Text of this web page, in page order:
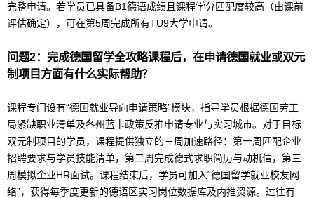
完整申请。若学员已具备B1德语成绩且课程学分匹配度较高（由课前
评估确定），可在第5周完成所有TU9大学申请。
问题2：完成德国留学全攻略课程后，在申请德国就业或双元
制项目方面有什么实际帮助？
课程专门设有“德国就业导向申请策略”模块，指导学员根据德国劳工
局紧缺职业清单及各州蓝卡政策反推申请专业与实习城市。对于目标
双元制项目的学员，课程提供独立的三周加速路径：第一周匹配企业
招聘要求与学员技能清单，第二周完成德式求职简历与动机信，第三
周模拟企业HR面试。课程结束后，学员可加入“德国留学就业校友网
络”，获得每季度更新的德语区实习岗位数据库及内推资源。过往有